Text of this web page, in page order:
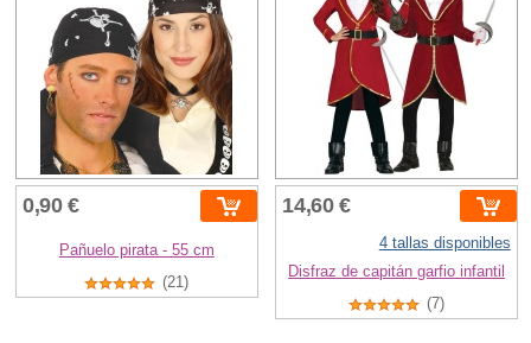
0,90 €
Pañuelo pirata - 55 cm
(21)
14,60 €
4 tallas disponibles
Disfraz de capitán garfio infantil
(7)